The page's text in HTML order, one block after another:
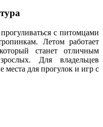
с питомцами
Летом работает
станет отличным
Для владельцев
для прогулок и игр с